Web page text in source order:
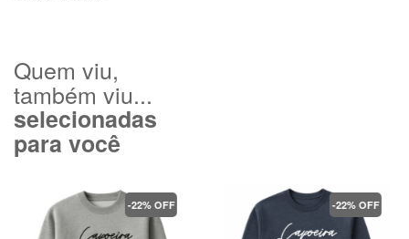
Quem viu,
também viu...
selecionadas
para você
-22% OFF -22% OFF